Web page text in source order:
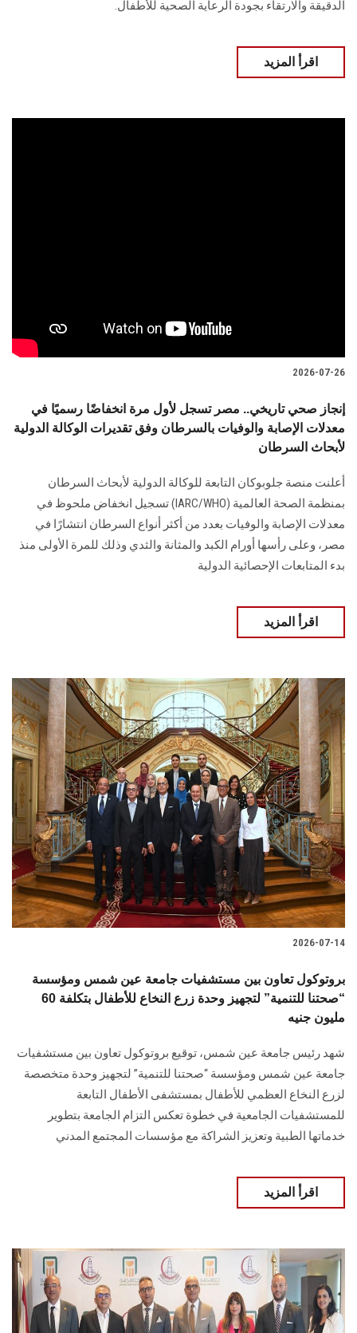
الدقيقة والارتقاء بجودة الرعاية الصحية للأطفال.
اقرأ المزيد
2026-07-26
إنجاز صحي تاريخي.. مصر تسجل لأول مرة انخفاضًا رسميًا في
معدلات الإصابة والوفيات بالسرطان وفق تقديرات الوكالة الدولية
لأبحاث السرطان
أعلنت منصة جلوبوكان التابعة للوكالة الدولية لأبحاث السرطان
بمنظمة الصحة العالمية (IARC/WHO) تسجيل انخفاض ملحوظ في
معدلات الإصابة والوفيات بعدد من أكثر أنواع السرطان انتشارًا في
مصر، وعلى رأسها أورام الكبد والمثانة والثدي وذلك للمرة الأولى منذ
بدء المتابعات الإحصائية الدولية
اقرأ المزيد
2026-07-14
بروتوكول تعاون بين مستشفيات جامعة عين شمس ومؤسسة
“صحتنا للتنمية” لتجهيز وحدة زرع النخاع للأطفال بتكلفة 60
مليون جنيه
شهد رئيس جامعة عين شمس، توقيع بروتوكول تعاون بين مستشفيات
جامعة عين شمس ومؤسسة “صحتنا للتنمية” لتجهيز وحدة متخصصة
لزرع النخاع العظمي للأطفال بمستشفى الأطفال التابعة
للمستشفيات الجامعية في خطوة تعكس التزام الجامعة بتطوير
خدماتها الطبية وتعزيز الشراكة مع مؤسسات المجتمع المدني
اقرأ المزيد